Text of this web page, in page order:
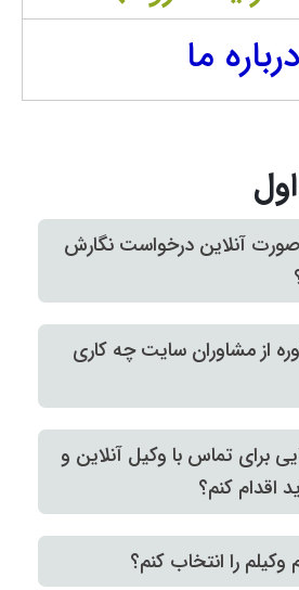
درباره ما
صورت آنلاین درخواست نگارش
از مشاوران سایت چه کاری
برای تماس با وکیل آنلاین و
اقدام کنم؟
وکیلم را انتخاب کنم؟